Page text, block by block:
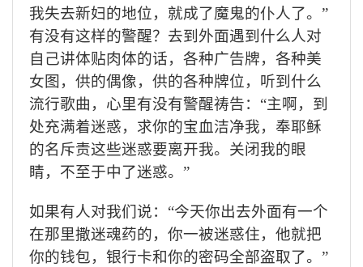
我失去新妇的地位，就成了魔鬼的仆人了。”
有没有这样的警醒？去到外面遇到什么人对
自己讲体贴肉体的话，各种广告牌，各种美
女图，供的偶像，供的各种牌位，听到什么
流行歌曲，心里有没有警醒祷告：“主啊，到
处充满着迷惑，求你的宝血洁净我，奉耶稣
的名斥责这些迷惑要离开我。关闭我的眼
睛，不至于中了迷惑。”
如果有人对我们说：“今天你出去外面有一个
在那里撒迷魂药的，你一被迷惑住，他就把
你的钱包，银行卡和你的密码全部盗取了。”